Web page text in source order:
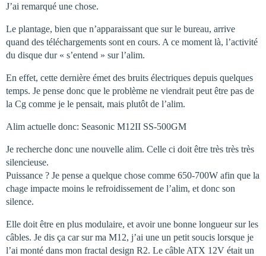
J’ai remarqué une chose.
Le plantage, bien que n’apparaissant que sur le bureau, arrive
quand des téléchargements sont en cours. A ce moment là, l’activité
du disque dur « s’entend » sur l’alim.
En effet, cette dernière émet des bruits électriques depuis quelques
temps. Je pense donc que le problème ne viendrait peut être pas de
la Cg comme je le pensait, mais plutôt de l’alim.
Alim actuelle donc: Seasonic M12II SS-500GM
Je recherche donc une nouvelle alim. Celle ci doit être très très très
silencieuse.
Puissance ? Je pense a quelque chose comme 650-700W afin que la
chage impacte moins le refroidissement de l’alim, et donc son
silence.
Elle doit être en plus modulaire, et avoir une bonne longueur sur les
câbles. Je dis ça car sur ma M12, j’ai une un petit soucis lorsque je
l’ai monté dans mon fractal design R2. Le câble ATX 12V était un